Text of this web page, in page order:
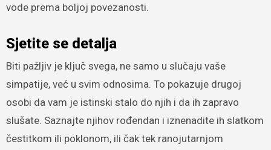
vode prema boljoj povezanosti.
Sjetite se detalja
Biti pažljiv je ključ svega, ne samo u slučaju vaše
simpatije, već u svim odnosima. To pokazuje drugoj
osobi da vam je istinski stalo do njih i da ih zapravo
slušate. Saznajte njihov rođendan i iznenadite ih slatkom
čestitkom ili poklonom, ili čak tek ranojutarnjom